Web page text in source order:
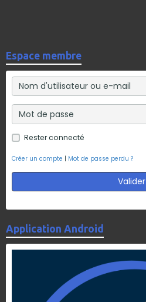
Espace membre
Rester connecté
Créer un compte | Mot de passe perdu ?
Valider
Application Android